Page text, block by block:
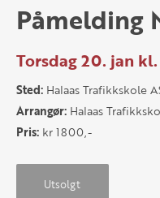
Påmelding
Torsdag 20. jan kl.
Sted: Halaas Trafikkskole
Arrangør: Halaas
Pris: kr 1800,-
Utsolgt